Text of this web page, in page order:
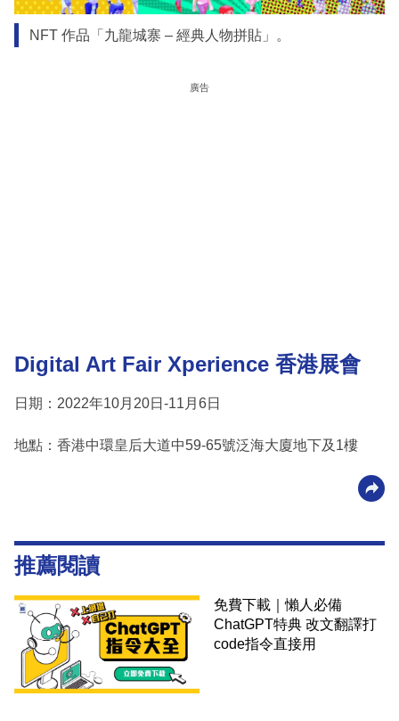
NFT 作品「九⿓城寨 – 經典⼈物拼貼」。
廣告
Digital Art Fair Xperience 香港展會
日期：2022年10月20日-11月6日
地點：香港中環皇后⼤道中59-65號泛海⼤廈地下及1樓
推薦閱讀
免費下載｜懶人必備
ChatGPT特典 改文翻譯打
code指令直接用